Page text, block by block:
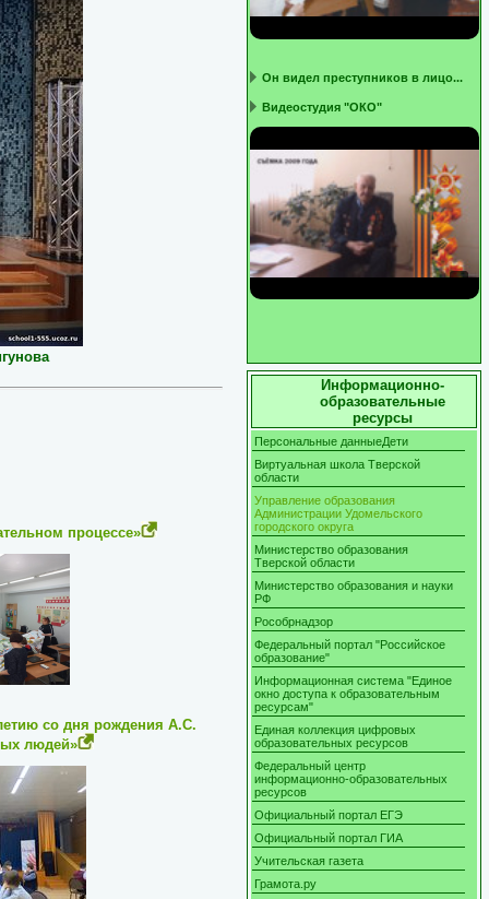
процессе»
со дня рождения А.С.
людей»
Он видел преступников в лицо...
Видеостудия "ОКО"
Информационно-
образовательные
ресурсы
Персональные данныеДети
Виртуальная школа Тверской
области
Управление образования
Администрации Удомельского
городского округа
Министерство образования
Тверской области
Министерство образования и науки
РФ
Рособрнадзор
Федеральный портал "Российское
образование"
Информационная система "Единое
окно доступа к образовательным
ресурсам"
Единая коллекция цифровых
образовательных ресурсов
Федеральный центр
информационно-образовательных
ресурсов
Официальный портал ЕГЭ
Официальный портал ГИА
Учительская газета
Грамота.ру